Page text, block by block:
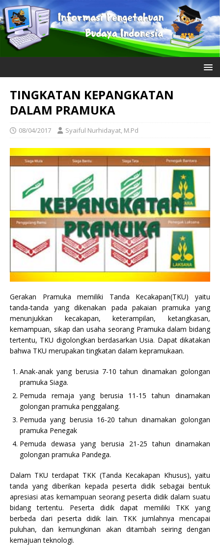
TINGKATAN KEPANGKATAN
DALAM PRAMUKA
08/04/2017 Syaiful Nurhidayat, M.Pd
Gerakan Pramuka memiliki Tanda Kecakapan(TKU) yaitu
tanda-tanda yang dikenakan pada pakaian pramuka yang
menunjukkan kecakapan, keterampilan, ketangkasan,
kemampuan, sikap dan usaha seorang Pramuka dalam bidang
tertentu, TKU digolongkan berdasarkan Usia. Dapat dikatakan
bahwa TKU merupakan tingkatan dalam kepramukaan.
Anak-anak yang berusia 7-10 tahun dinamakan golongan
pramuka Siaga.
Pemuda remaja yang berusia 11-15 tahun dinamakan
golongan pramuka penggalang.
Pemuda yang berusia 16-20 tahun dinamakan golongan
pramuka Penegak
Pemuda dewasa yang berusia 21-25 tahun dinamakan
golongan pramuka Pandega.
Dalam TKU terdapat TKK (Tanda Kecakapan Khusus), yaitu
tanda yang diberikan kepada peserta didik sebagai bentuk
apresiasi atas kemampuan seorang peserta didik dalam suatu
bidang tertentu. Peserta didik dapat memiliki TKK yang
berbeda dari peserta didik lain. TKK jumlahnya mencapai
puluhan, dan kemungkinan akan ditambah seiring dengan
kemajuan teknologi.